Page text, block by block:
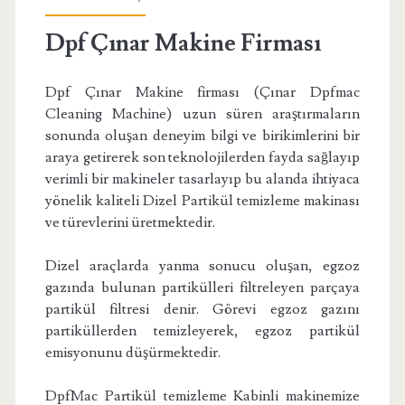
Dpf Çınar Makine Firması
Dpf Çınar Makine firması (Çınar Dpfmac
Cleaning Machine) uzun süren araştırmaların
sonunda oluşan deneyim bilgi ve birikimlerini bir
araya getirerek son teknolojilerden fayda sağlayıp
verimli bir makineler tasarlayıp bu alanda ihtiyaca
yönelik kaliteli Dizel Partikül temizleme makinası
ve türevlerini üretmektedir.
Dizel araçlarda yanma sonucu oluşan, egzoz
gazında bulunan partikülleri filtreleyen parçaya
partikül filtresi denir. Görevi egzoz gazını
partiküllerden temizleyerek, egzoz partikül
emisyonunu düşürmektedir.
DpfMac Partikül temizleme Kabinli makinemize